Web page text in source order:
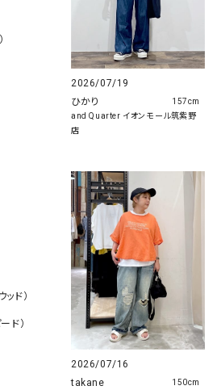
ド）
ド）
2026/07/19
ひかり
and Quarter イオンモール筑紫野
店
157cm
2026/07/16
takane
150cm